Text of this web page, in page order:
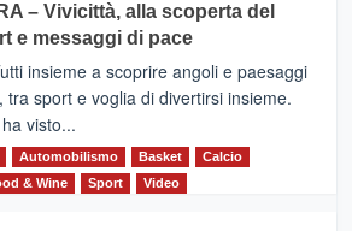
– Vivicittà, alla scoperta del
e messaggi di pace
insieme a scoprire angoli e paesaggi
sport e voglia di divertirsi insieme.
visto...
Automobilismo Basket
Calcio
& Wine Sport Video